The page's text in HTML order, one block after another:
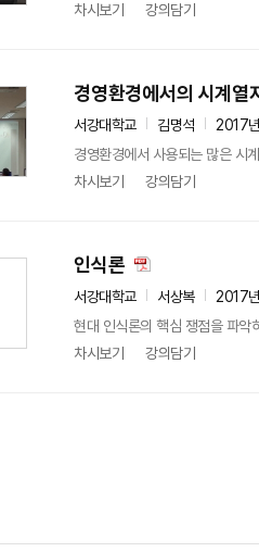
차시보기
강의담기
경영환경에서의 시계
서강대학교 김명석
2017
경영환경에서 사용되는 많은 시
차시보기
강의담기
인식론
서강대학교 서상복
2017
현대 인식론의 핵심 쟁점을 파악
차시보기
강의담기